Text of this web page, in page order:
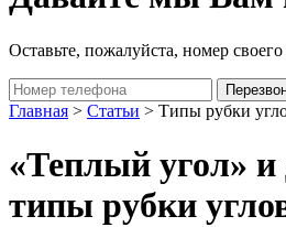
Оставьте, пожалуйста, номер
Главная > Статьи > Типы рубки
«Теплый угол» и
типы рубки